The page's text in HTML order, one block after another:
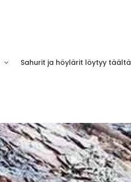
Sahurit ja höylärit löytyy täältä